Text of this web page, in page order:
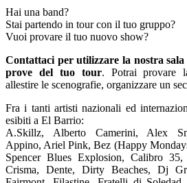
Hai una band?
Stai partendo in tour con il tuo gruppo?
Vuoi provare il tuo nuovo show?
Contattaci per utilizzare la nostra
prove del tuo tour. Potrai provare
allestire le scenografie, organizzare un
Fra i tanti artisti nazionali ed
esibiti a El Barrio:
A.Skillz, Alberto Camerini, Alex
Appino, Ariel Pink, Bez (Happy
Spencer Blues Explosion, Calibro 35,
Crisma, Dente, Dirty Beaches, Dj